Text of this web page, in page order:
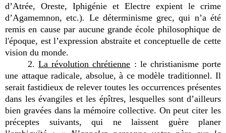
d’Atrée, Oreste, Iphigénie et Electre expient le crime
d’Agamemnon, etc.). Le déterminisme grec, qui n’a été
remis en cause par aucune grande école philosophique de
l'époque, est l’expression abstraite et conceptuelle de cette
vision du monde.
2.La révolution chrétienne : le christianisme porte
une attaque radicale, absolue, à ce modèle traditionnel. Il
serait fastidieux de relever toutes les occurrences présentes
dans les évangiles et les épîtres, lesquelles sont d’ailleurs
bien gravées dans la mémoire collective. On peut citer les
préceptes suivants, qui ne laissent guère planer